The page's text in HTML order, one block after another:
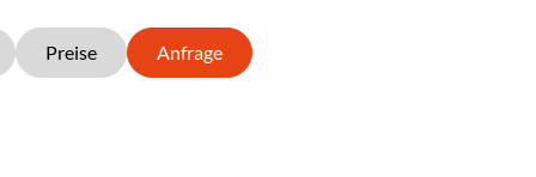
Preise Anfrage